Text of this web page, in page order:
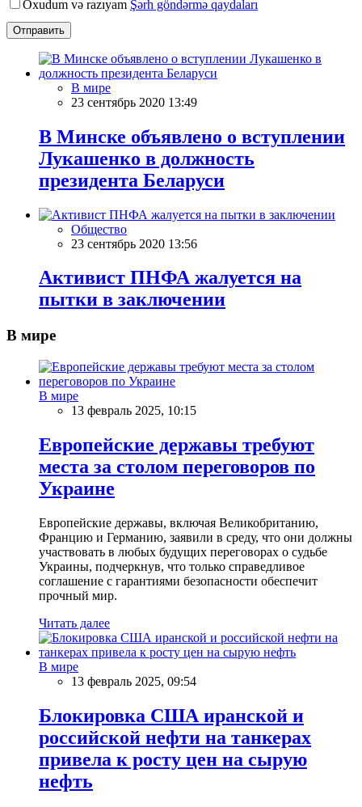
Oxudum və razıyam Şərh göndərmə qaydaları
Отправить
В мире
23 сентябрь 2020 13:49
В Минске объявлено о вступлении
Лукашенко в должность
президента Беларуси
Общество
23 сентябрь 2020 13:56
Активист ПНФА жалуется на
пытки в заключении
В мире
В мире
13 февраль 2025, 10:15
Европейские державы требуют
места за столом переговоров по
Украине
Европейские державы, включая Великобританию,
Францию и Германию, заявили в среду, что они должны
участвовать в любых будущих переговорах о судьбе
Украины, подчеркнув, что только справедливое
соглашение с гарантиями безопасности обеспечит
прочный мир.
Читать далее
В мире
13 февраль 2025, 09:54
Блокировка США иранской и
российской нефти на танкерах
привела к росту цен на сырую
нефть